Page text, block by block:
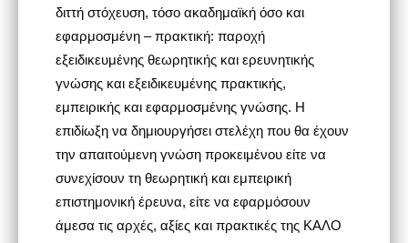
διττή στόχευση, τόσο ακαδημαϊκή όσο και
εφαρμοσμένη – πρακτική: παροχή
εξειδικευμένης θεωρητικής και ερευνητικής
γνώσης και εξειδικευμένης πρακτικής,
εμπειρικής και εφαρμοσμένης γνώσης. Η
επιδίωξη να δημιουργήσει στελέχη που θα έχουν
την απαιτούμενη γνώση προκειμένου είτε να
συνεχίσουν τη θεωρητική και εμπειρική
επιστημονική έρευνα, είτε να εφαρμόσουν
άμεσα τις αρχές, αξίες και πρακτικές της ΚΑΛΟ